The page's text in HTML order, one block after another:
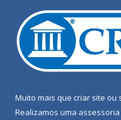
Muito mais que criar site ou
Realizamos uma assessoria